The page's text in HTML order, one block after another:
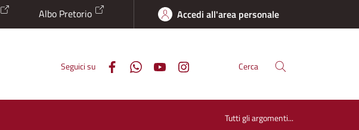
Albo Pretorio Accedi all'area personale
Seguici su Cerca
Tutti gli argomenti...